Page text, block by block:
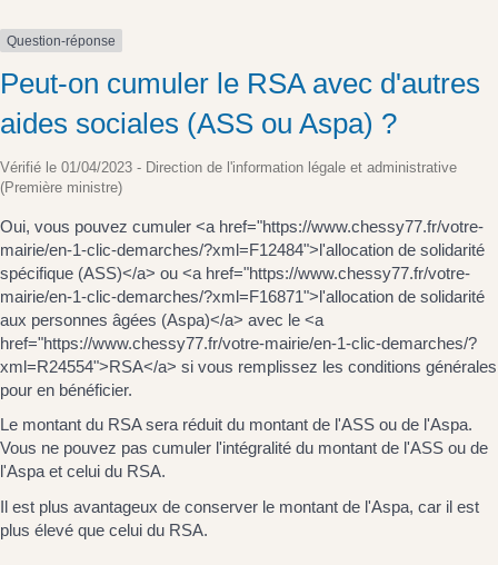
Question-réponse
Peut-on cumuler le RSA avec d'autres
aides sociales (ASS ou Aspa) ?
Vérifié le 01/04/2023 - Direction de l'information légale et administrative
(Première ministre)
Oui, vous pouvez cumuler <a href="https://www.chessy77.fr/votre-
mairie/en-1-clic-demarches/?xml=F12484">l'allocation de solidarité
spécifique (ASS)</a> ou <a href="https://www.chessy77.fr/votre-
mairie/en-1-clic-demarches/?xml=F16871">l'allocation de solidarité
aux personnes âgées (Aspa)</a> avec le <a
href="https://www.chessy77.fr/votre-mairie/en-1-clic-demarches/?
xml=R24554">RSA</a> si vous remplissez les conditions générales
pour en bénéficier.
Le montant du RSA sera réduit du montant de l'ASS ou de l'Aspa.
Vous ne pouvez pas cumuler l'intégralité du montant de l'ASS ou de
l'Aspa et celui du RSA.
Il est plus avantageux de conserver le montant de l'Aspa, car il est
plus élevé que celui du RSA.